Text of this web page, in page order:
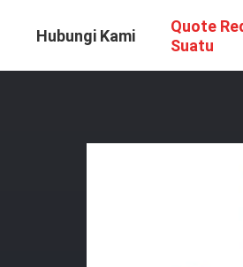
Hubungi Kami
Quote
Suatu